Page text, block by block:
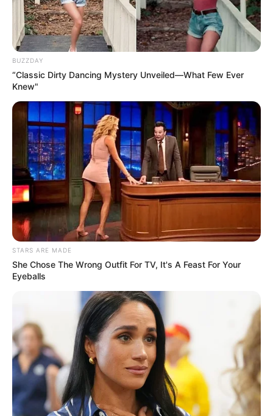
BUZZDAY
“Classic Dirty Dancing Mystery Unveiled—What Few Ever
Knew"
STARS ARE MADE
She Chose The Wrong Outfit For TV, It's A Feast For Your
Eyeballs